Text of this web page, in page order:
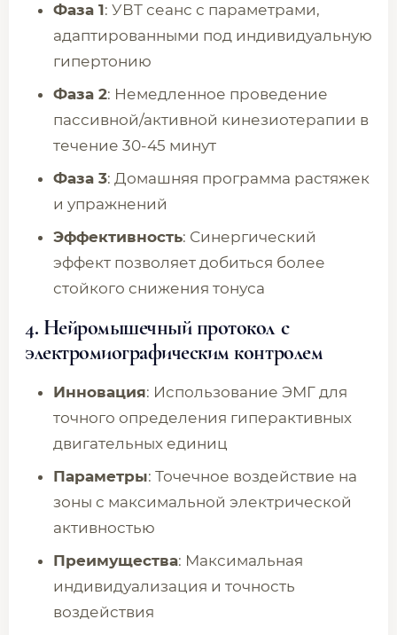
Фаза 1: УВТ сеанс с параметрами,
адаптированными под индивидуальную
гипертонию
Фаза 2: Немедленное проведение
пассивной/активной кинезиотерапии в
течение 30-45 минут
Фаза 3: Домашняя программа растяжек
и упражнений
Эффективность: Синергический
эффект позволяет добиться более
стойкого снижения тонуса
4. Нейромышечный протокол с
электромиографическим контролем
Инновация: Использование ЭМГ для
точного определения гиперактивных
двигательных единиц
Параметры: Точечное воздействие на
зоны с максимальной электрической
активностью
Преимущества: Максимальная
индивидуализация и точность
воздействия